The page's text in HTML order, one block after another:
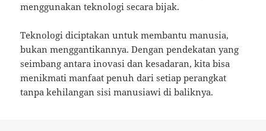
menggunakan teknologi secara bijak.
Teknologi diciptakan untuk membantu manusia,
bukan menggantikannya. Dengan pendekatan yang
seimbang antara inovasi dan kesadaran, kita bisa
menikmati manfaat penuh dari setiap perangkat
tanpa kehilangan sisi manusiawi di baliknya.